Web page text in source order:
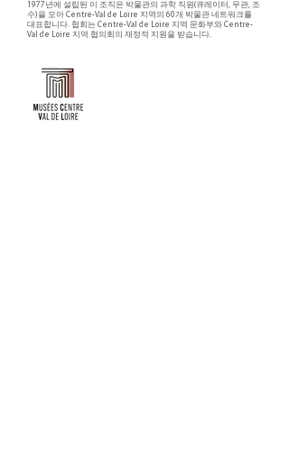
1977년에 설립된 이 조직은 박물관의 과학 직원(큐레이터, 무관, 조
수)을 모아 Centre-Val de Loire 지역의 60개 박물관 네트워크를
대표합니다. 협회는 Centre-Val de Loire 지역 문화부와 Centre-
Val de Loire 지역 협의회의 재정적 지원을 받습니다.